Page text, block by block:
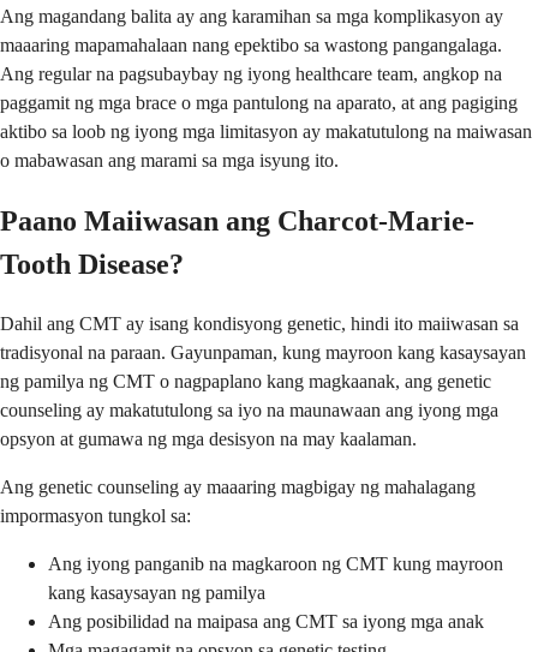
Ang magandang balita ay ang karamihan sa mga komplikasyon ay
maaaring mapamahalaan nang epektibo sa wastong pangangalaga.
Ang regular na pagsubaybay ng iyong healthcare team, angkop na
paggamit ng mga brace o mga pantulong na aparato, at ang pagiging
aktibo sa loob ng iyong mga limitasyon ay makatutulong na maiwasan
o mabawasan ang marami sa mga isyung ito.
Paano Maiiwasan ang Charcot-Marie-
Tooth Disease?
Dahil ang CMT ay isang kondisyong genetic, hindi ito maiiwasan sa
tradisyonal na paraan. Gayunpaman, kung mayroon kang kasaysayan
ng pamilya ng CMT o nagpaplano kang magkaanak, ang genetic
counseling ay makatutulong sa iyo na maunawaan ang iyong mga
opsyon at gumawa ng mga desisyon na may kaalaman.
Ang genetic counseling ay maaaring magbigay ng mahalagang
impormasyon tungkol sa:
Ang iyong panganib na magkaroon ng CMT kung mayroon
kang kasaysayan ng pamilya
Ang posibilidad na maipasa ang CMT sa iyong mga anak